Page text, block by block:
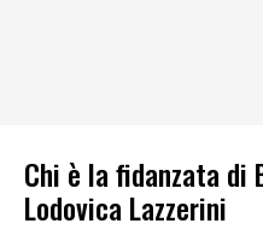
Chi è la fidanzata di
Lodovica Lazzerini